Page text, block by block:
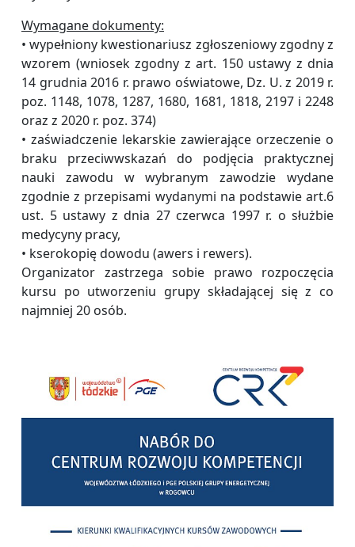
Wymagane dokumenty:
• wypełniony kwestionariusz zgłoszeniowy zgodny z
wzorem (wniosek zgodny z art. 150 ustawy z dnia
14 grudnia 2016 r. prawo oświatowe, Dz. U. z 2019 r.
poz. 1148, 1078, 1287, 1680, 1681, 1818, 2197 i 2248
oraz z 2020 r. poz. 374)
• zaświadczenie lekarskie zawierające orzeczenie o
braku przeciwwskazań do podjęcia praktycznej
nauki zawodu w wybranym zawodzie wydane
zgodnie z przepisami wydanymi na podstawie art.6
ust. 5 ustawy z dnia 27 czerwca 1997 r. o służbie
medycyny pracy,
• kserokopię dowodu (awers i rewers).
Organizator zastrzega sobie prawo rozpoczęcia
kursu po utworzeniu grupy składającej się z co
najmniej 20 osób.